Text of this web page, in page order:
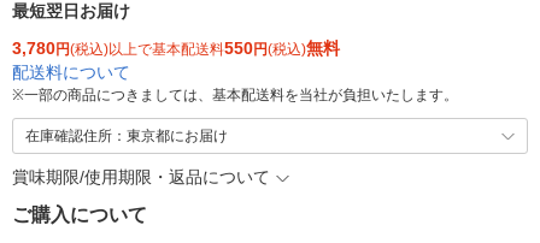
最短翌日お届け
3,780円(税込)以上で基本配送料550円(税込)無料
配送料について
※一部の商品につきましては、基本配送料を当社が負担いたします。
在庫確認住所：東京都にお届け
賞味期限/使用期限・返品について
ご購入について